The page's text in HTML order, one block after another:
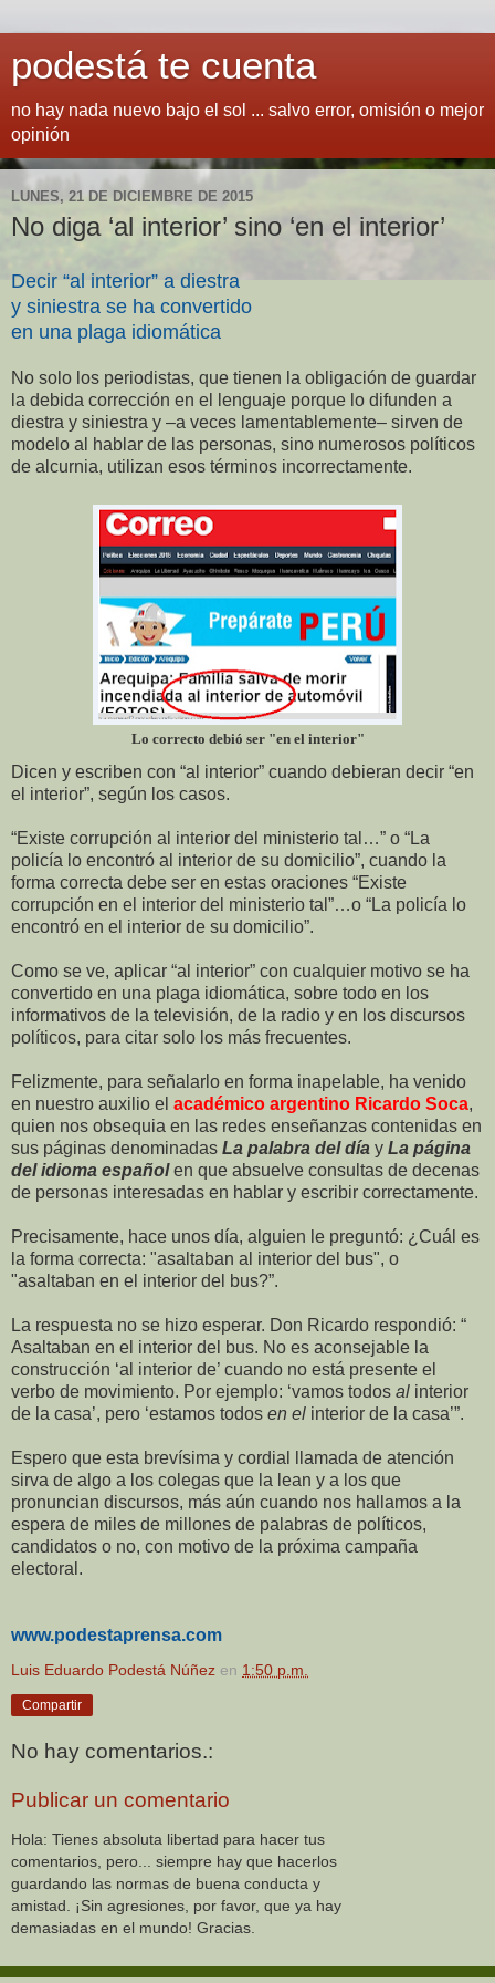
podestá te cuenta
no hay nada nuevo bajo el sol ... salvo error, omisión o mejor
opinión
LUNES, 21 DE DICIEMBRE DE 2015
No diga ‘al interior’ sino ‘en el interior’
Decir “al interior” a diestra
y siniestra se ha convertido
en una plaga idiomática
No solo los periodistas, que tienen la obligación de guardar
la debida corrección en el lenguaje porque lo difunden a
diestra y siniestra y –a veces lamentablemente– sirven de
modelo al hablar de las personas, sino numerosos políticos
de alcurnia, utilizan esos términos incorrectamente.
Lo correcto debió ser "en el interior"
Dicen y escriben con “al interior” cuando debieran decir “en
el interior”, según los casos.
“Existe corrupción al interior del ministerio tal…” o “La
policía lo encontró al interior de su domicilio”, cuando la
forma correcta debe ser en estas oraciones “Existe
corrupción en el interior del ministerio tal”…o “La policía lo
encontró en el interior de su domicilio”.
Como se ve, aplicar “al interior” con cualquier motivo se ha
convertido en una plaga idiomática, sobre todo en los
informativos de la televisión, de la radio y en los discursos
políticos, para citar solo los más frecuentes.
Felizmente, para señalarlo en forma inapelable, ha venido
en nuestro auxilio el académico argentino Ricardo Soca,
quien nos obsequia en las redes enseñanzas contenidas en
sus páginas denominadas La palabra del día y La página
del idioma españolen que absuelve consultas de decenas
de personas interesadas en hablar y escribir correctamente.
Precisamente, hace unos día, alguien le preguntó: ¿Cuál es
la forma correcta: "asaltaban al interior del bus", o
"asaltaban en el interior del bus?”.
La respuesta no se hizo esperar. Don Ricardo respondió: “​
Asaltaban en el interior del bus. No es aconsejable la
construcción ‘al interior de’ cuando no está presente el
verbo de movimiento. Por ejemplo: ‘vamos todos al interior
de la casa’, pero ‘estamos todos en el interior de la casa’”.
Espero que esta brevísima y cordial llamada de atención
sirva de algo a los colegas que la lean y a los que
pronuncian discursos, más aún cuando nos hallamos a la
espera de miles de millones de palabras de políticos,
candidatos o no, con motivo de la próxima campaña
electoral.
www.podestaprensa.com
Luis Eduardo Podestá Núñez en 1:50 p.m.
Compartir
No hay comentarios.:
Publicar un comentario
Hola: Tienes absoluta libertad para hacer tus
comentarios, pero... siempre hay que hacerlos
guardando las normas de buena conducta y
amistad. ¡Sin agresiones, por favor, que ya hay
demasiadas en el mundo! Gracias.